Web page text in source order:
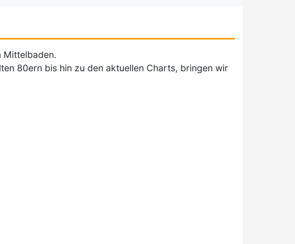
Mittelbaden.
80ern bis hin zu den aktuellen Charts, bringen wir